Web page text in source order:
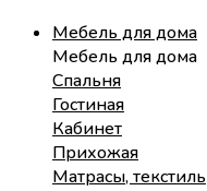
Мебель для дома
Мебель для дома
Спальня
Гостиная
Кабинет
Прихожая
Матрасы, текстиль